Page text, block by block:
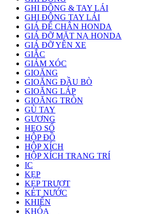
GHI ĐÔNG & TAY LÁI
GHI ĐÔNG TAY LÁI
GIÁ ĐỂ CHÂN HONDA
GIÁ ĐỠ MẶT NẠ HONDA
GIÁ ĐỠ YÊN XE
GIẮC
GIẢM XÓC
GIOĂNG
GIOĂNG ĐẦU BÒ
GIOĂNG LÁP
GIOĂNG TRÒN
GÙ TAY
GƯƠNG
HEO SỐ
HỘP ĐỒ
HỘP XÍCH
HỘP XÍCH TRANG TRÍ
IC
KẸP
KẸP TRƯỢT
KÉT NƯỚC
KHIỂN
KHÓA